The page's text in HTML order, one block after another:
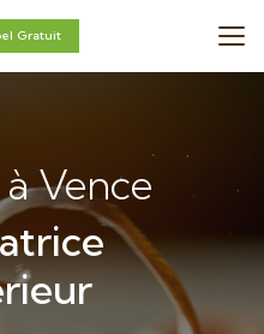
Gratuit
Vence